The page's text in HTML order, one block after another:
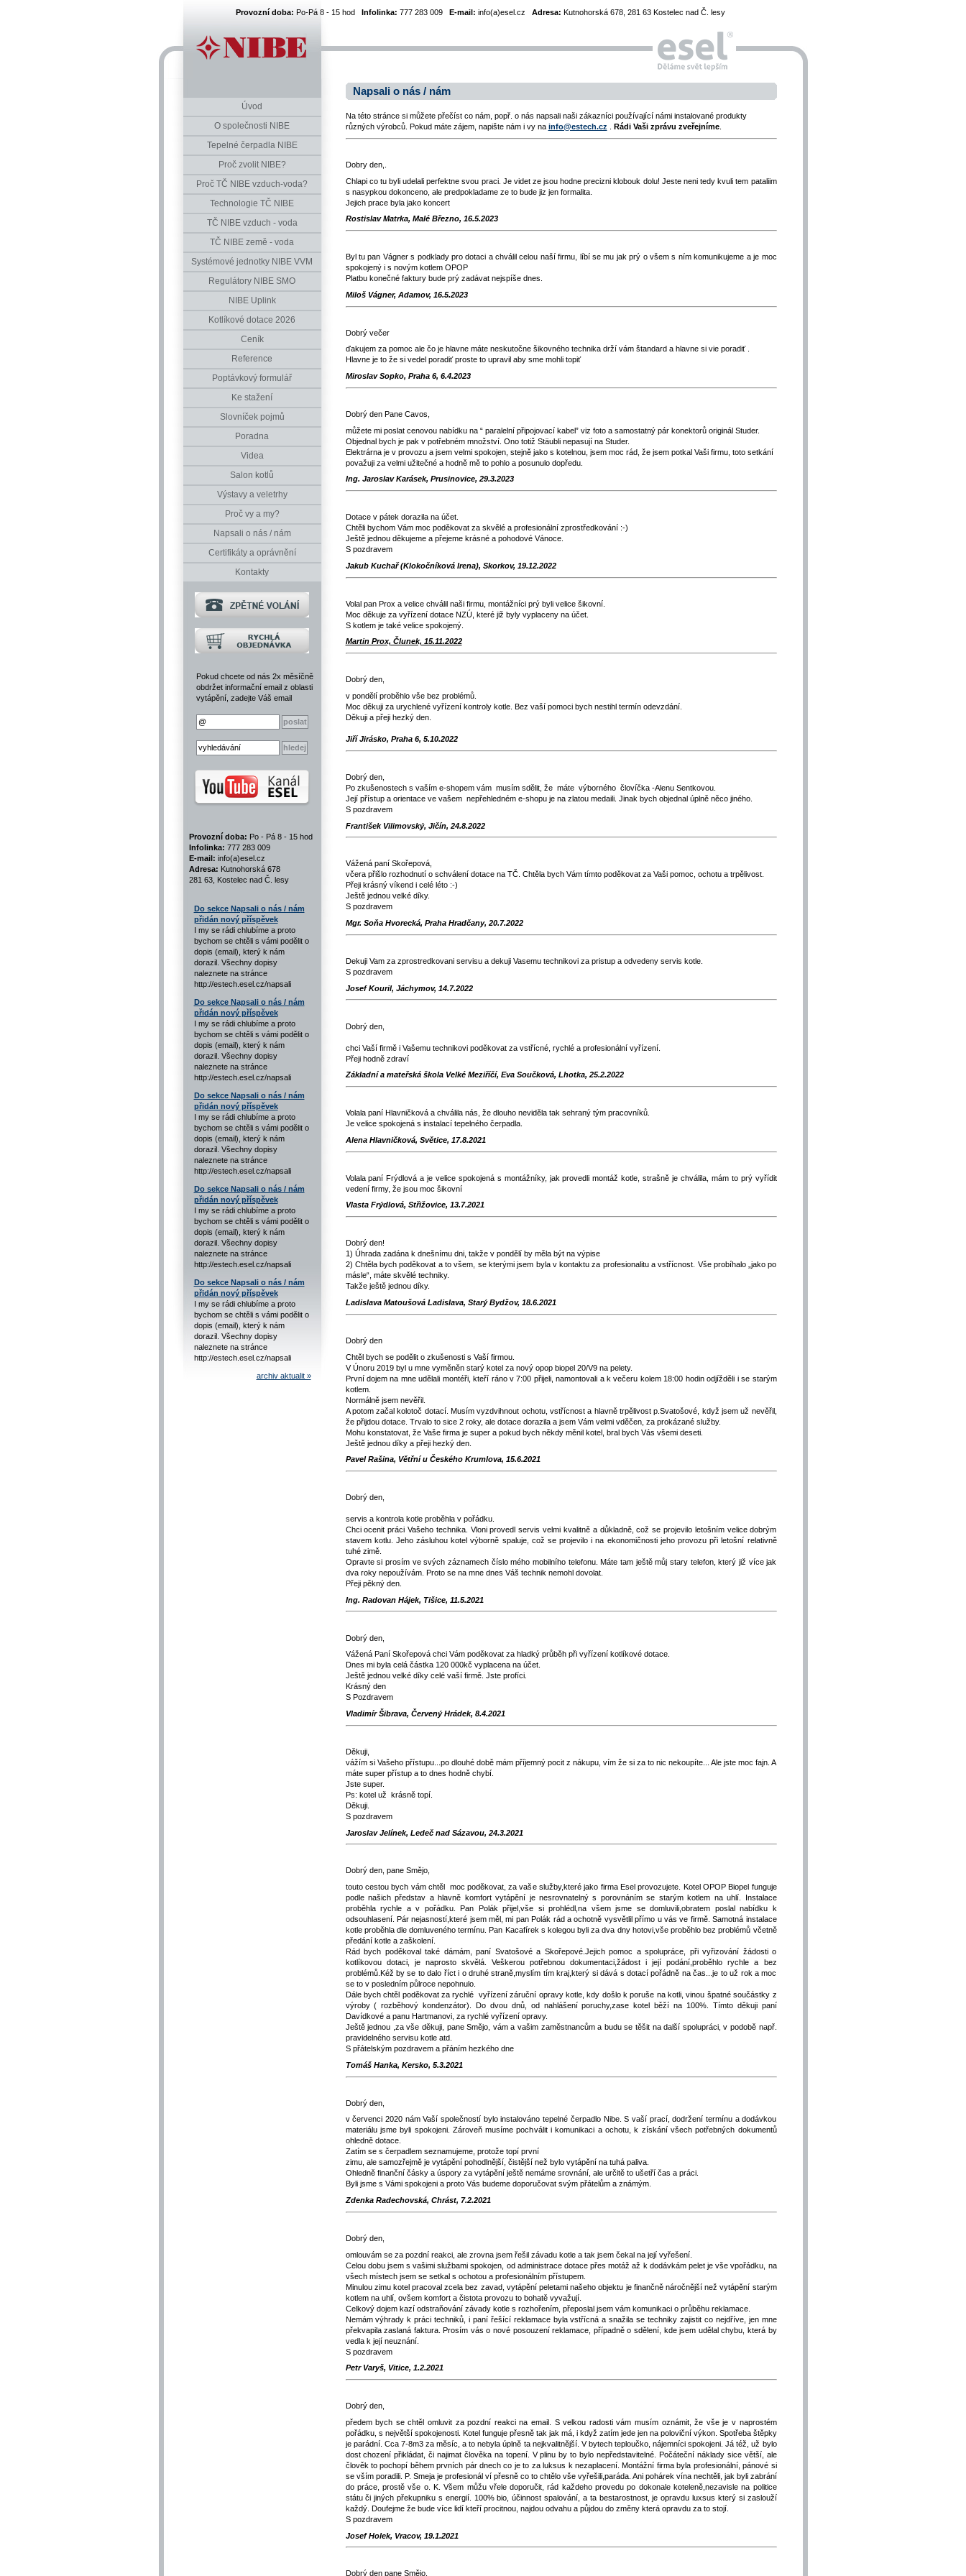
Provozní doba: Po-Pá 8 - 15 hod Infolinka: 777 283 009 E-mail: info(a)esel.cz Adresa: Kutnohorská 678, 281 63 Kostelec nad Č. lesy
Úvod
O společnosti NIBE
Tepelné čerpadla NIBE
Proč zvolit NIBE?
Proč TČ NIBE vzduch-voda?
Technologie TČ NIBE
TČ NIBE vzduch - voda
TČ NIBE země - voda
Systémové jednotky NIBE VVM
Regulátory NIBE SMO
NIBE Uplink
Kotlíkové dotace 2026
Ceník
Reference
Poptávkový formulář
Ke stažení
Slovníček pojmů
Poradna
Videa
Salon kotlů
Výstavy a veletrhy
Proč vy a my?
Napsali o nás / nám
Certifikáty a oprávnění
Kontakty
Pokud chcete od nás 2x měsíčně
obdržet informační email z oblasti
vytápění, zadejte Váš email
Provozní doba: Po - Pá 8 - 15 hod
Infolinka: 777 283 009
E-mail: info(a)esel.cz
Adresa: Kutnohorská 678
281 63, Kostelec nad Č. lesy
Do sekce Napsali o nás / nám
přidán nový příspěvek
I my se rádi chlubíme a proto
bychom se chtěli s vámi podělit o
dopis (email), který k nám
dorazil. Všechny dopisy
naleznete na stránce
http://estech.esel.cz/napsali
Do sekce Napsali o nás / nám
přidán nový příspěvek
I my se rádi chlubíme a proto
bychom se chtěli s vámi podělit o
dopis (email), který k nám
dorazil. Všechny dopisy
naleznete na stránce
http://estech.esel.cz/napsali
Do sekce Napsali o nás / nám
přidán nový příspěvek
I my se rádi chlubíme a proto
bychom se chtěli s vámi podělit o
dopis (email), který k nám
dorazil. Všechny dopisy
naleznete na stránce
http://estech.esel.cz/napsali
Do sekce Napsali o nás / nám
přidán nový příspěvek
I my se rádi chlubíme a proto
bychom se chtěli s vámi podělit o
dopis (email), který k nám
dorazil. Všechny dopisy
naleznete na stránce
http://estech.esel.cz/napsali
Do sekce Napsali o nás / nám
přidán nový příspěvek
I my se rádi chlubíme a proto
bychom se chtěli s vámi podělit o
dopis (email), který k nám
dorazil. Všechny dopisy
naleznete na stránce
http://estech.esel.cz/napsali
archiv aktualit »
Napsali o nás / nám
Na této stránce si můžete přečíst co nám, popř. o nás napsali naši zákazníci používající námi instalované produkty
různých výrobců. Pokud máte zájem, napište nám i vy na info@estech.cz Rádi Vaši zprávu zveřejníme.
Dobry den,.
Chlapi co tu byli udelali perfektne svou praci. Je videt ze jsou hodne precizni klobouk dolu! Jeste neni tedy kvuli tem pataliim
s nasypkou dokonceno, ale predpokladame ze to bude jiz jen formalita.
Jejich prace byla jako koncert
Rostislav Matrka, Malé Březno, 16.5.2023
Byl tu pan Vágner s podklady pro dotaci a chválil celou naší firmu, líbí se mu jak prý o všem s ním komunikujeme a je moc
spokojený i s novým kotlem OPOP
Platbu konečné faktury bude prý zadávat nejspíše dnes.
Miloš Vágner, Adamov, 16.5.2023
Dobrý večer
ďakujem za pomoc ale čo je hlavne máte neskutočne šikovného technika drží vám štandard a hlavne si vie poradiť .
Hlavne je to že si vedel poradiť proste to upravil aby sme mohli topiť
Miroslav Sopko, Praha 6, 6.4.2023
Dobrý den Pane Cavos,
můžete mi poslat cenovou nabídku na “ paralelní připojovací kabel” viz foto a samostatný pár konektorů originál Studer.
Objednal bych je pak v potřebném množství. Ono totiž Stäubli nepasují na Studer.
Elektrárna je v provozu a jsem velmi spokojen, stejně jako s kotelnou, jsem moc rád, že jsem potkal Vaši firmu, toto setkání
považuji za velmi užitečné a hodně mě to pohlo a posunulo dopředu.
Ing. Jaroslav Karásek, Prusinovice, 29.3.2023
Dotace v pátek dorazila na účet.
Chtěli bychom Vám moc poděkovat za skvělé a profesionální zprostředkování :-)
Ještě jednou děkujeme a přejeme krásné a pohodové Vánoce.
S pozdravem
Jakub Kuchař (Klokočníková Irena), Skorkov, 19.12.2022
Volal pan Prox a velice chválil naši firmu, montážníci prý byli velice šikovní.
Moc děkuje za vyřízení dotace NZÚ, které již byly vyplaceny na účet.
S kotlem je také velice spokojený.
Martin Prox, Člunek, 15.11.2022
Dobrý den,
v pondělí proběhlo vše bez problémů.
Moc děkuji za urychlené vyřízení kontroly kotle. Bez vaší pomoci bych nestihl termín odevzdání.
Děkuji a přeji hezký den.
Jiří Jirásko, Praha 6, 5.10.2022
Dobrý den,
Po zkušenostech s vaším e-shopem vám musím sdělit, že máte výborného človíčka -Alenu Sentkovou.
Její přístup a orientace ve vašem nepřehledném e-shopu je na zlatou medaili. Jinak bych objednal úplně něco jiného.
S pozdravem
František Vilimovský, Jičín, 24.8.2022
Vážená paní Skořepová,
včera přišlo rozhodnutí o schválení dotace na TČ. Chtěla bych Vám tímto poděkovat za Vaši pomoc, ochotu a trpělivost.
Přeji krásný víkend i celé léto :-)
Ještě jednou velké díky.
S pozdravem
Mgr. Soňa Hvorecká, Praha Hradčany, 20.7.2022
Dekuji Vam za zprostredkovani servisu a dekuji Vasemu technikovi za pristup a odvedeny servis kotle.
S pozdravem
Josef Kouril, Jáchymov, 14.7.2022
Dobrý den,
chci Vaší firmě i Vašemu technikovi poděkovat za vstřícné, rychlé a profesionální vyřízení.
Přeji hodně zdraví
Základní a mateřská škola Velké Meziříčí, Eva Součková, Lhotka, 25.2.2022
Volala paní Hlavničková a chválila nás, že dlouho neviděla tak sehraný tým pracovníků.
Je velice spokojená s instalací tepelného čerpadla.
Alena Hlavničková, Světice, 17.8.2021
Volala paní Frýdlová a je velice spokojená s montážníky, jak provedli montáž kotle, strašně je chválila, mám to prý vyřídit
vedení firmy, že jsou moc šikovní
Vlasta Frýdlová, Střižovice, 13.7.2021
Dobrý den!
1) Úhrada zadána k dnešnímu dni, takže v pondělí by měla být na výpise
2) Chtěla bych poděkovat a to všem, se kterými jsem byla v kontaktu za profesionalitu a vstřícnost. Vše probíhalo „jako po
másle“, máte skvělé techniky.
Takže ještě jednou díky.
Ladislava Matoušová Ladislava, Starý Bydžov, 18.6.2021
Dobrý den
Chtěl bych se podělit o zkušenosti s Vaší firmou.
V Únoru 2019 byl u mne vyměněn starý kotel za nový opop biopel 20/V9 na pelety.
První dojem na mne udělali montéři, kteří ráno v 7:00 přijeli, namontovali a k večeru kolem 18:00 hodin odjížděli i se starým
kotlem.
Normálně jsem nevěřil.
A potom začal kolotoč dotací. Musím vyzdvihnout ochotu, vstřícnost a hlavně trpělivost p.Svatošové, když jsem už nevěřil,
že přijdou dotace. Trvalo to sice 2 roky, ale dotace dorazila a jsem Vám velmi vděčen, za prokázané služby.
Mohu konstatovat, že Vaše firma je super a pokud bych někdy měnil kotel, bral bych Vás všemi deseti.
Ještě jednou díky a přeji hezký den.
Pavel Rašina, Větřní u Českého Krumlova, 15.6.2021
Dobrý den,
servis a kontrola kotle proběhla v pořádku.
Chci ocenit práci Vašeho technika. Vloni provedl servis velmi kvalitně a důkladně, což se projevilo letošním velice dobrým
stavem kotlu. Jeho zásluhou kotel výborně spaluje, což se projevilo i na ekonomičnosti jeho provozu při letošní relativně
tuhé zimě.
Opravte si prosím ve svých záznamech číslo mého mobilního telefonu. Máte tam ještě můj stary telefon, který již více jak
dva roky nepoužívám. Proto se na mne dnes Váš technik nemohl dovolat.
Přeji pěkný den.
Ing. Radovan Hájek, Tišice, 11.5.2021
Dobrý den,
Vážená Paní Skořepová chci Vám poděkovat za hladký průběh při vyřízení kotlíkové dotace.
Dnes mi byla celá částka 120 000kč vyplacena na účet.
Ještě jednou velké díky celé vaší firmě. Jste profíci.
Krásný den
S Pozdravem
Vladimír Šibrava, Červený Hrádek, 8.4.2021
Děkuji,
vážím si Vašeho přístupu...po dlouhé době mám příjemný pocit z nákupu, vím že si za to nic nekoupíte... Ale jste moc fajn. A
máte super přístup a to dnes hodně chybí.
Jste super.
Ps: kotel už krásně topí.
Děkuji.
S pozdravem
Jaroslav Jelínek, Ledeč nad Sázavou, 24.3.2021
Dobrý den, pane Smějo,
touto cestou bych vám chtěl moc poděkovat, za vaše služby,které jako firma Esel provozujete. Kotel OPOP Biopel funguje
podle našich představ a hlavně komfort vytápění je nesrovnatelný s porovnáním se starým kotlem na uhlí. Instalace
proběhla rychle a v pořádku. Pan Polák přijel,vše si prohlédl,na všem jsme se domluvili,obratem poslal nabídku k
odsouhlasení. Pár nejasností,které jsem měl, mi pan Polák rád a ochotně vysvětlil přímo u vás ve firmě. Samotná instalace
kotle proběhla dle domluveného termínu. Pan Kacafírek s kolegou byli za dva dny hotovi,vše proběhlo bez problémů včetně
předání kotle a zaškolení.
Rád bych poděkoval také dámám, paní Svatošové a Skořepové.Jejich pomoc a spolupráce, při vyřizování žádosti o
kotlíkovou dotaci, je naprosto skvělá. Veškerou potřebnou dokumentaci,žádost i její podání,proběhlo rychle a bez
problémů.Kéž by se to dalo říct i o druhé straně,myslím tím kraj,který si dává s dotací pořádně na čas...je to už rok a moc
se to v posledním půlroce nepohnulo.
Dále bych chtěl poděkovat za rychlé vyřízení záruční opravy kotle, kdy došlo k poruše na kotli, vinou špatné součástky z
výroby ( rozběhový kondenzátor). Do dvou dnů, od nahlášení poruchy,zase kotel běží na 100%. Tímto děkuji paní
Davídkové a panu Hartmanovi, za rychlé vyřízení opravy.
Ještě jednou ,za vše děkuji, pane Smějo, vám a vašim zaměstnancům a budu se těšit na další spolupráci, v podobě např.
pravidelného servisu kotle atd.
S přátelským pozdravem a přáním hezkého dne
Tomáš Hanka, Kersko, 5.3.2021
Dobrý den,
v červenci 2020 nám Vaší společností bylo instalováno tepelné čerpadlo Nibe. S vaší prací, dodržení termínu a dodávkou
materiálu jsme byli spokojeni. Zároveň musíme pochválit i komunikaci a ochotu, k získání všech potřebných dokumentů
ohledně dotace.
Zatím se s čerpadlem seznamujeme, protože topí první
zimu, ale samozřejmě je vytápění pohodlnější, čistější než bylo vytápění na tuhá paliva.
Ohledně finanční čásky a úspory za vytápění ještě nemáme srovnání, ale určitě to ušetří čas a práci.
Byli jsme s Vámi spokojeni a proto Vás budeme doporučovat svým přátelům a známým.
Zdenka Radechovská, Chrást, 7.2.2021
Dobrý den,
omlouvám se za pozdní reakci, ale zrovna jsem řešil závadu kotle a tak jsem čekal na její vyřešení.
Celou dobu jsem s vašimi službami spokojen, od administrace dotace přes motáž až k dodávkám pelet je vše vpořádku, na
všech místech jsem se setkal s ochotou a profesionálním přístupem.
Minulou zimu kotel pracoval zcela bez zavad, vytápění peletami našeho objektu je finančně náročnější než vytápění starým
kotlem na uhlí, ovšem komfort a čistota provozu to bohatě vyvažují.
Celkový dojem kazí odstraňování závady kotle s rozhořením, přeposlal jsem vám komunikaci o průběhu reklamace.
Nemám výhrady k práci techniků, i paní řešící reklamace byla vstřícná a snažila se techniky zajistit co nejdříve, jen mne
překvapila zaslaná faktura. Prosím vás o nové posouzení reklamace, případně o sdělení, kde jsem udělal chybu, která by
vedla k její neuznání.
S pozdravem
Petr Varyš, Vitice, 1.2.2021
Dobrý den,
předem bych se chtěl omluvit za pozdní reakci na email. S velkou radosti vám musím oznámit, že vše je v naprostém
pořádku, s největší spokojenosti. Kotel funguje přesně tak jak má, i když zatím jede jen na poloviční výkon. Spotřeba štěpky
je parádní. Cca 7-8m3 za měsíc, a to nebyla úplně ta nejkvalitnější. V bytech teploučko, nájemníci spokojeni. Já též, už bylo
dost chození přikládat, či najimat člověka na topení. V plinu by to bylo nepředstavitelné. Počáteční náklady sice větší, ale
člověk to pochopí během prvních pár dnech co je to za luksus k nezaplacení. Montážní firma byla profesionální, pánové si
se vším poradili. P. Smeja je profesionál ví přesně co to chtělo vše vyřešili,paráda. Ani pohárek vína nechtěli, jak byli zabrání
do práce, prostě vše o. K. Všem můžu vřele doporučit, rád každeho provedu po dokonale koteleně,nezavisle na politice
státu či jiných překupniku s energií. 100% bio, účinnost spalování, a ta bestarostnost, je opravdu luxsus který si zaslouží
každý. Doufejme že bude více lidí kteří procitnou, najdou odvahu a půjdou do změny která opravdu za to stojí.
S pozdravem
Josef Holek, Vracov, 19.1.2021
Dobrý den pane Smějo.